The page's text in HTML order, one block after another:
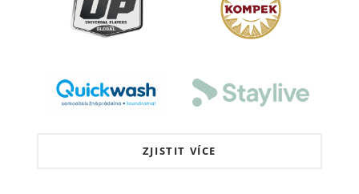
ZJISTIT VÍCE